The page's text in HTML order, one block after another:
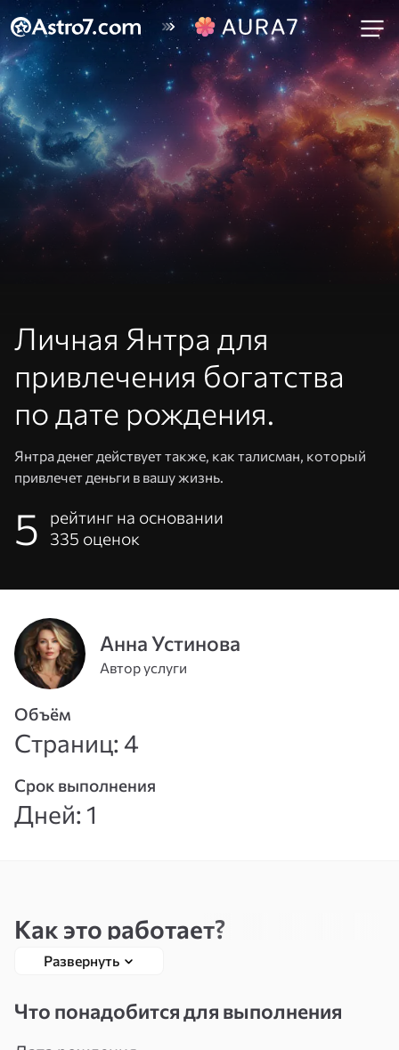
Адрес
эл. почты
телефон
Пароль
Вспомнить
Личная Янтра для
привлечения богатства
по дате рождения.
Янтра денег действует также, как талисман, который
привлечет деньги в вашу жизнь.
5
рейтинг на основании
335 оценок
Анна Устинова
Автор услуги
Объём
Страниц: 4
Срок выполнения
Дней: 1
Как это работает?
Личная Янтра для привлечения богатства
который гармонизирует и усиливает ваши
Развернуть
Что понадобится для выполнения